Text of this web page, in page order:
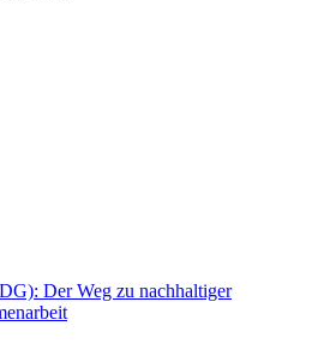
Der Weg zu nachhaltiger